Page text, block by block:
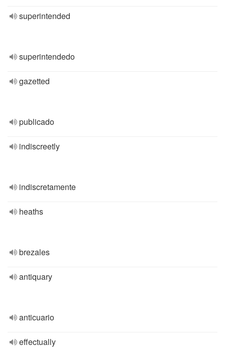
superintended
superintendedo
gazetted
publicado
indiscreetly
indiscretamente
heaths
brezales
antiquary
anticuario
effectually